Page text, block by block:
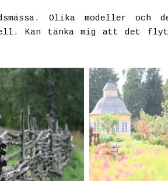
Olika modeller
Kan tänka mig att det